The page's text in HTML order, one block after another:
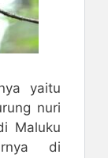
yaitu
nuri
Maluku
di